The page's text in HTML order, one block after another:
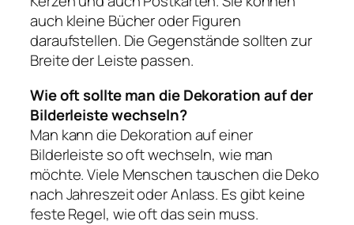
auch kleine Bücher oder Figuren
daraufstellen. Die Gegenstände sollten zur
Breite der Leiste passen.
Wie oft sollte man die Dekoration auf der
Bilderleiste wechseln?
Man kann die Dekoration auf einer
Bilderleiste so oft wechseln, wie man
möchte. Viele Menschen tauschen die Deko
nach Jahreszeit oder Anlass. Es gibt keine
feste Regel, wie oft das sein muss.